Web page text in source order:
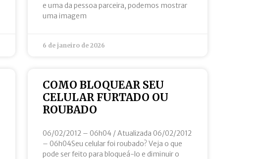
e uma da pessoa parceira, podemos mostrar
uma imagem
6 de janeiro de 2026
COMO BLOQUEAR SEU
CELULAR FURTADO OU
ROUBADO
06/02/2012 – 06h04 / Atualizada 06/02/2012
– 06h04Seu celular foi roubado? Veja o que
pode ser feito para bloqueá-lo e diminuir o